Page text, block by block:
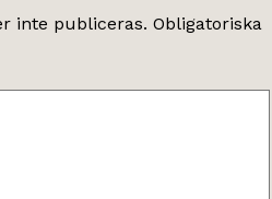
inte publiceras. Obligatoriska